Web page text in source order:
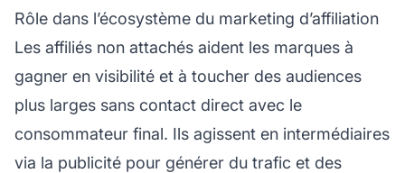
Rôle dans l’écosystème du marketing d’affiliation
Les affiliés non attachés aident les marques à
gagner en visibilité et à toucher des audiences
plus larges sans contact direct avec le
consommateur final. Ils agissent en intermédiaires
via la publicité pour générer du trafic et des